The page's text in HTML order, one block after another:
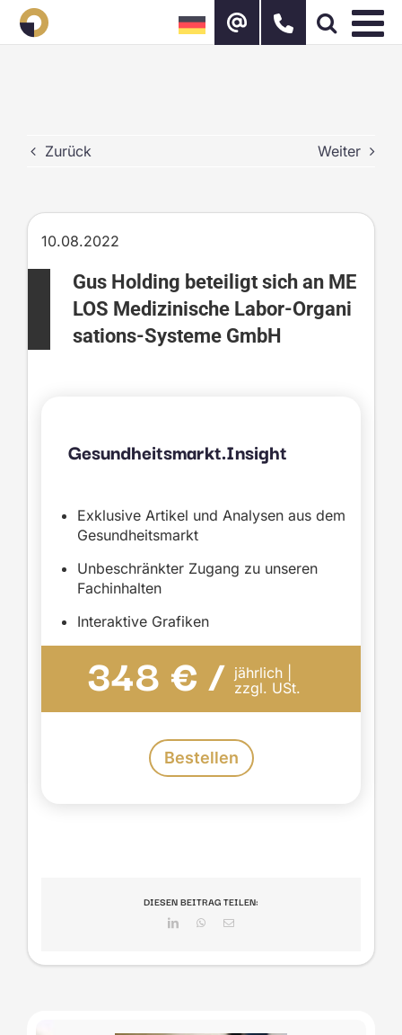
Zum
Inhalt
springen
Zurück Weiter
10.08.2022
Gus Holding beteiligt sich an ME
LOS Medizinische Labor-Organi
sations-Systeme GmbH
Gesundheitsmarkt.Insight
Exklusive Artikel und Analysen aus dem
Gesundheitsmarkt
Unbeschränkter Zugang zu unseren
Fachinhalten
Interaktive Grafiken
348 € / jährlich |
zzgl. USt.
Bestellen
DIESEN BEITRAG TEILEN:
LinkedInWhatsApp
E-